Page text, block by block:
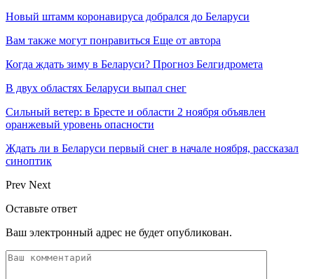
Новый штамм коронавируса добрался до Беларуси
Вам также могут понравиться Еще от автора
Когда ждать зиму в Беларуси? Прогноз Белгидромета
В двух областях Беларуси выпал снег
Сильный ветер: в Бресте и области 2 ноября объявлен
оранжевый уровень опасности
Ждать ли в Беларуси первый снег в начале ноября, рассказал
синоптик
Prev Next
Оставьте ответ
Ваш электронный адрес не будет опубликован.